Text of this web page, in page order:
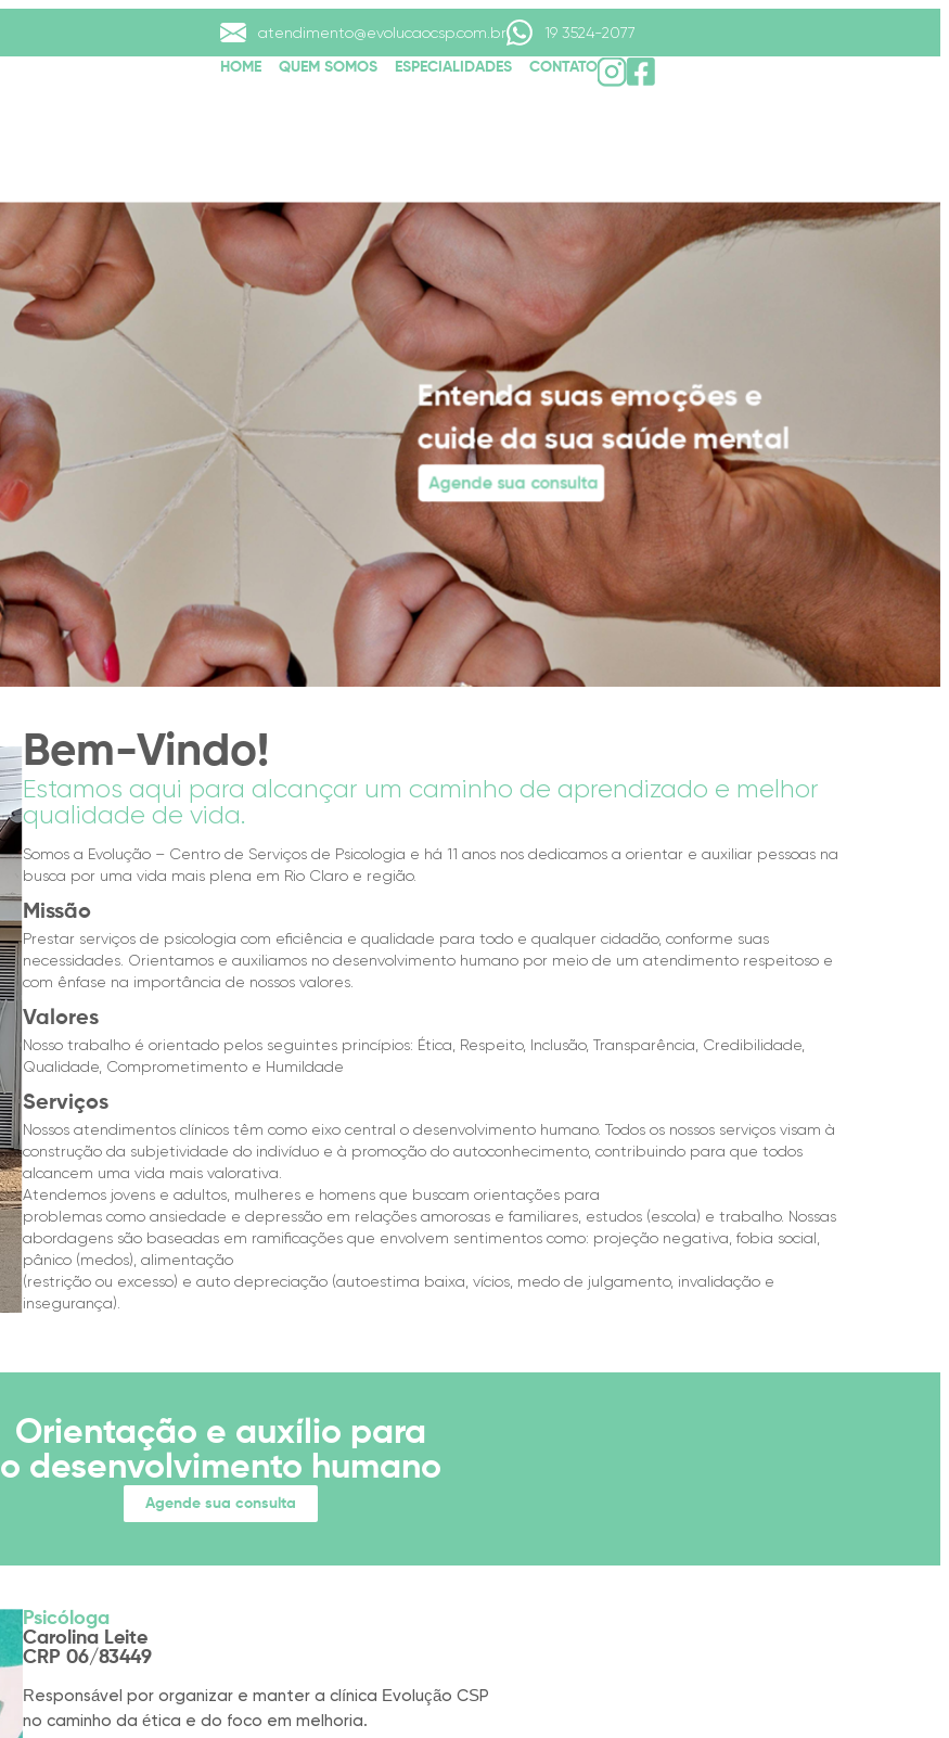
atendimento@evolucaocsp.com.br 19 3524-2077
HOME QUEM SOMOS ESPECIALIDADES CONTATO
Bem-Vindo!
Estamos aqui para alcançar um caminho de aprendizado e melhor
qualidade de vida.
Somos a Evolução – Centro de Serviços de Psicologia e há 11 anos nos dedicamos a orientar e auxiliar pessoas na
busca por uma vida mais plena em Rio Claro e região.
Missão
Prestar serviços de psicologia com eficiência e qualidade para todo e qualquer cidadão, conforme suas
necessidades. Orientamos e auxiliamos no desenvolvimento humano por meio de um atendimento respeitoso e
com ênfase na importância de nossos valores.
Valores
Nosso trabalho é orientado pelos seguintes princípios: Ética, Respeito, Inclusão, Transparência, Credibilidade,
Qualidade, Comprometimento e Humildade
Serviços
Nossos atendimentos clínicos têm como eixo central o desenvolvimento humano. Todos os nossos serviços visam à
construção da subjetividade do indivíduo e à promoção do autoconhecimento, contribuindo para que todos
alcancem uma vida mais valorativa.
Atendemos jovens e adultos, mulheres e homens que buscam orientações para
problemas como ansiedade e depressão em relações amorosas e familiares, estudos (escola) e trabalho. Nossas
abordagens são baseadas em ramificações que envolvem sentimentos como: projeção negativa, fobia social,
pânico (medos), alimentação
(restrição ou excesso) e auto depreciação (autoestima baixa, vícios, medo de julgamento, invalidação e
insegurança).
Orientação e auxílio para
o desenvolvimento humano
Agende sua consulta
Psicóloga
Carolina Leite
CRP 06/83449
Responsável por organizar e manter a clínica Evolução CSP
no caminho da ética e do foco em melhoria.